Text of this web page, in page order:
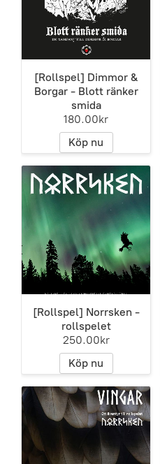
[Rollspel] Dimmor &
Borgar - Blott ränker
smida
180.00kr
Köp nu
[Rollspel] Norrsken -
rollspelet
250.00kr
Köp nu